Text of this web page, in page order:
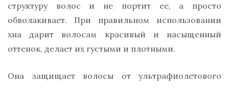
структуру волос и не портит ее, а просто
обволакивает. При правильном использовании
хна дарит волосам красивый и насыщенный
оттенок, делает их густыми и плотными.
Она защищает волосы от ультрафиолетового